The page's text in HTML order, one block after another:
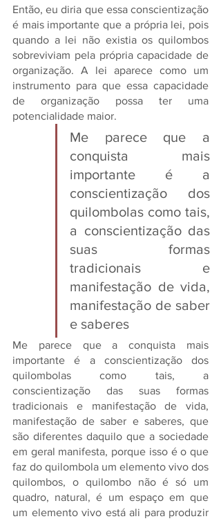
Então, eu diria que essa conscientização
é mais importante que a própria lei, pois
quando a lei não existia os quilombos
sobreviviam pela própria capacidade de
organização. A lei aparece como um
instrumento para que essa capacidade
de organização possa ter uma
potencialidade maior.
Me parece que a
conquista mais
importante é a
conscientização dos
quilombolas como tais,
a conscientização das
suas formas
tradicionais e
manifestação de vida,
manifestação de saber
e saberes
Me parece que a conquista mais
importante é a conscientização dos
quilombolas como tais, a
conscientização das suas formas
tradicionais e manifestação de vida,
manifestação de saber e saberes, que
são diferentes daquilo que a sociedade
em geral manifesta, porque isso é o que
faz do quilombola um elemento vivo dos
quilombos, o quilombo não é só um
quadro, natural, é um espaço em que
um elemento vivo está ali para produzir